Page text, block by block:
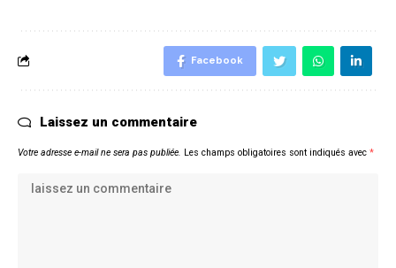
Facebook
Laissez un commentaire
Votre adresse e-mail ne sera pas publiée. Les champs obligatoires sont indiqués avec *